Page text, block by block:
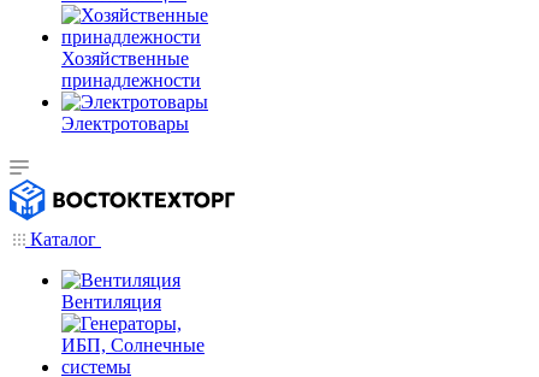
Хозяйственные
принадлежности
Электротовары
Каталог
Вентиляция